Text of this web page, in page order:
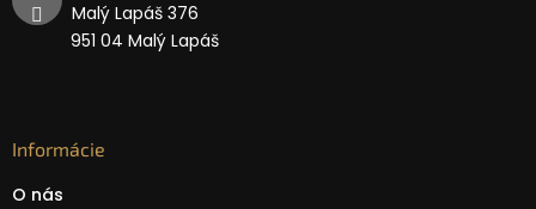
Malý Lapáš 376
951 04 Malý Lapáš
Informácie
O nás